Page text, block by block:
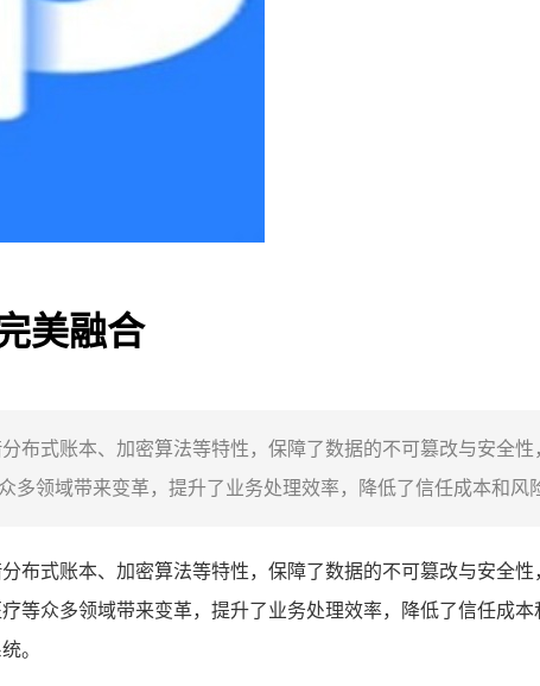
美融合
布式账本、加密算法等特性，保障了数据的不可篡改与安全
多领域带来变革，提升了业务处理效率，降低了信任成本和风
布式账本、加密算法等特性，保障了数据的不可篡改与安全性
等众多领域带来变革，提升了业务处理效率，降低了信任成
。